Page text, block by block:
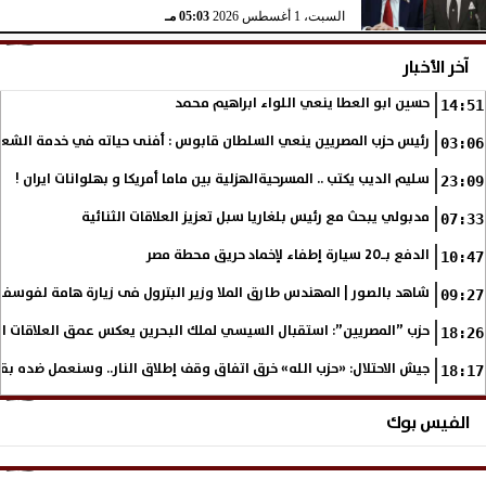
السبت، 1 أغسطس 2026 05:03 مـ
آخر الأخبار
14:51 حسين ابو العطا ينعي اللواء ابراهيم محمد
03:06 رئيس حزب المصريين ينعي السلطان قابوس : أفنى حياته في خدمة
23:09 سليم الديب يكتب .. المسرحيةالهزلية بين ماما أمريكا و بهلوانات ايران !
07:33 مدبولي يبحث مع رئيس بلغاريا سبل تعزيز العلاقات الثنائية
10:47 الدفع بـ20 سيارة إطفاء لإخماد حريق محطة مصر
09:27 شاهد بالصور | المهندس طارق الملا وزير البترول فى زيارة هامة
18:26 حزب ”المصريين”: استقبال السيسي لملك البحرين يعكس عمق العلاقات
18:17 جيش الاحتلال: «حزب الله» خرق اتفاق وقف إطلاق النار.. وسنعمل ضده
الفيس بوك